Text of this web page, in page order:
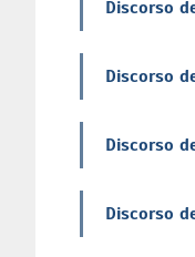
Discorso
Discorso
Discorso
Discorso